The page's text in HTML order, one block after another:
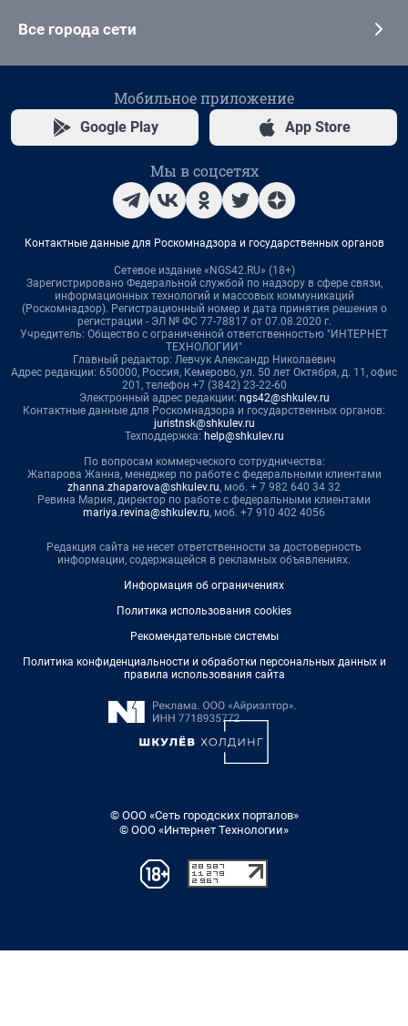
Все города сети
Мобильное приложение
Google Play App Store
Мы в соцсетях
Контактные данные для Роскомнадзора и государственных органов
Сетевое издание «NGS42.RU» (18+)
Зарегистрировано Федеральной службой по надзору в сфере связи,
информационных технологий и массовых коммуникаций
(Роскомнадзор). Регистрационный номер и дата принятия решения о
регистрации - ЭЛ № ФС 77-78817 от 07.08.2020 г.
Учредитель: Общество с ограниченной ответственностью "ИНТЕРНЕТ
ТЕХНОЛОГИИ"
Главный редактор: Левчук Александр Николаевич
Адрес редакции: 650000, Россия, Кемерово, ул. 50 лет Октября, д. 11, офис
201, телефон +7 (3842) 23-22-60
Электронный адрес редакции: ngs42@shkulev.ru
Контактные данные для Роскомнадзора и государственных органов:
juristnsk@shkulev.ru
Техподдержка: help@shkulev.ru
По вопросам коммерческого сотрудничества:
Жапарова Жанна, менеджер по работе с федеральными клиентами
zhanna.zhaparova@shkulev.ru, моб. + 7 982 640 34 32
Ревина Мария, директор по работе с федеральными клиентами
mariya.revina@shkulev.ru, моб. +7 910 402 4056
Редакция сайта не несет ответственности за достоверность
информации, содержащейся в рекламных объявлениях.
Информация об ограничениях
Политика использования cookies
Рекомендательные системы
Политика конфиденциальности и обработки персональных данных и
правила использования сайта
© ООО «Сеть городских порталов»
© ООО «Интернет Технологии»